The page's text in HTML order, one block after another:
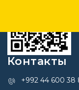
Контакты
+992 44 600 38